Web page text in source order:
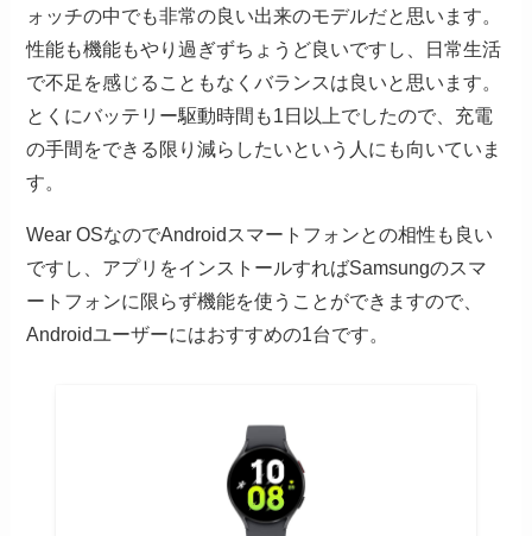
ォッチの中でも非常の良い出来のモデルだと思います。
性能も機能もやり過ぎずちょうど良いですし、日常生活
で不足を感じることもなくバランスは良いと思います。
とくにバッテリー駆動時間も1日以上でしたので、充電
の手間をできる限り減らしたいという人にも向いていま
す。
Wear OSなのでAndroidスマートフォンとの相性も良い
ですし、アプリをインストールすればSamsungのスマ
ートフォンに限らず機能を使うことができますので、
Androidユーザーにはおすすめの1台です。